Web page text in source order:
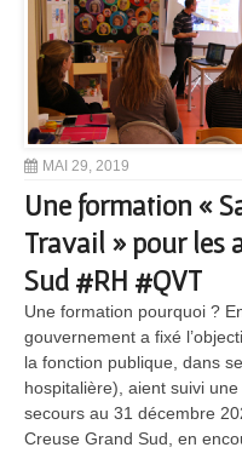
MAI 29, 2019
Une formation «
Travail » pour les
Sud #RH #QVT
Une formation pourquoi ?
gouvernement a fixé
la fonction publique, dans
hospitalière), aient suivi
secours au 31 décembre
Creuse Grand Sud, en